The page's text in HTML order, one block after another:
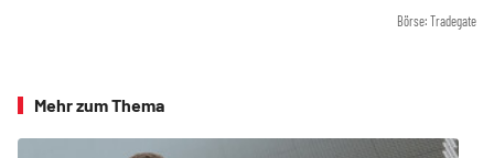
Börse: Tradegate
Mehr zum Thema